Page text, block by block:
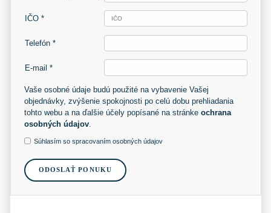
IČO *
Telefón *
E-mail *
Vaše osobné údaje budú použité na vybavenie Vašej
objednávky, zvýšenie spokojnosti po celú dobu prehliadania
tohto webu a na ďalšie účely popísané na stránke ochrana
osobných údajov.
Súhlasím so spracovaním osobných údajov
ODOSLAŤ PONUKU